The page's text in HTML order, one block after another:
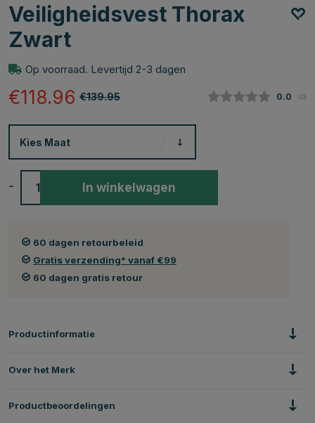
Veiligheidsvest Thorax
Zwart
Op voorraad. Levertijd 2-3 dagen
€139.95
€118.96 0.0 (0)
Kies Maat
- In winkelwagen
60 dagen retourbeleid
Gratis verzending* vanaf €99
60 dagen gratis retour
Productinformatie
Over het Merk
Productbeoordelingen